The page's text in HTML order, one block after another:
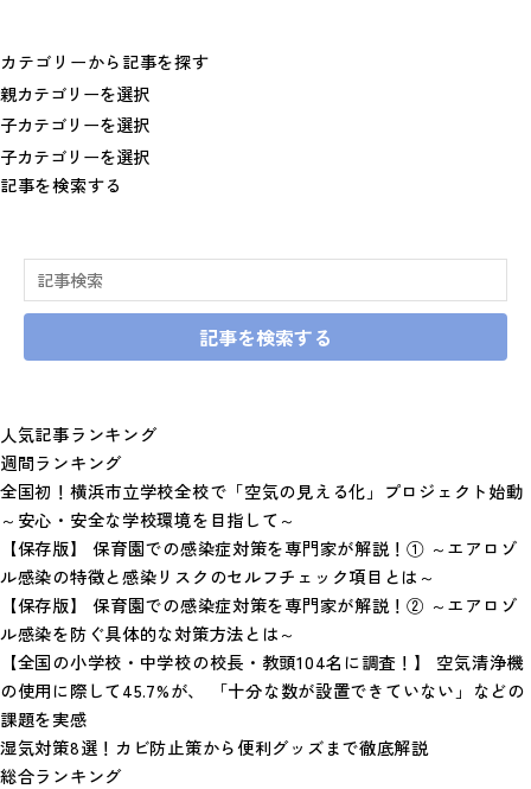
カテゴリーから記事を探す
記事を検索する
記事を検索する
人気記事ランキング
週間ランキング
全国初！横浜市立学校全校で「空気の見える化」プロジェクト始動
～安心・安全な学校環境を目指して～
【保存版】 保育園での感染症対策を専門家が解説！① ～エアロゾ
ル感染の特徴と感染リスクのセルフチェック項目とは～
【保存版】 保育園での感染症対策を専門家が解説！② ～エアロゾ
ル感染を防ぐ具体的な対策方法とは～
【全国の小学校・中学校の校長・教頭104名に調査！】 空気清浄機
の使用に際して45.7%が、 「十分な数が設置できていない」などの
課題を実感
湿気対策8選！カビ防止策から便利グッズまで徹底解説
総合ランキング